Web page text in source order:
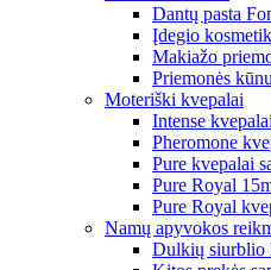
Dantų pasta
Įdegio
Makiažo
Priemonės
Moteriški kvepalai
Intense
Pheromone
Pure kvepalai
Pure Royal
Pure Royal
Namų apyvokos
Dulkių siurblio